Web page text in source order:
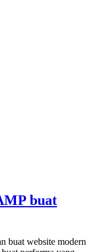
buat
buat website modern